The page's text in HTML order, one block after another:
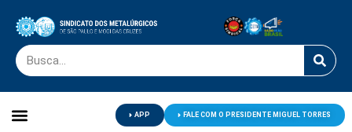
APP FALE COM O PRESIDENTE MIGUEL TORRES